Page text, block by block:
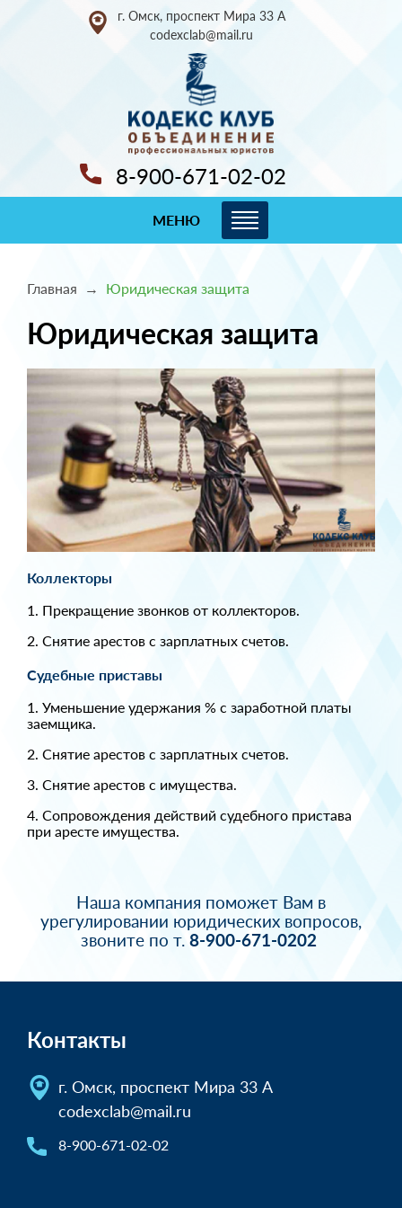
г. Омск, проспект Мира 33 А
codexclab@mail.ru
8-900-671-02-02
МЕНЮ
Главная Юридическая защита
Юридическая защита
Коллекторы
1. Прекращение звонков от коллекторов.
2. Снятие арестов с зарплатных счетов.
Судебные приставы
1. Уменьшение удержания % с заработной платы
заемщика.
2. Снятие арестов с зарплатных счетов.
3. Снятие арестов с имущества.
4. Сопровождения действий судебного пристава
при аресте имущества.
Наша компания поможет Вам в
урегулировании юридических вопросов,
звоните по т. 8-900-671-0202
Контакты
г. Омск, проспект Мира 33 А
codexclab@mail.ru
8-900-671-02-02